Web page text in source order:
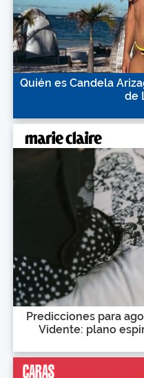
Quién es Candela
de
Predicciones para
Vidente: plano